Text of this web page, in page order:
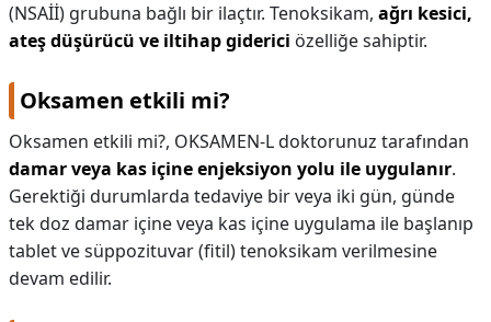
(NSAİİ) grubuna bağlı bir ilaçtır. Tenoksikam, ağrı kesici,
ateş düşürücü ve iltihap giderici özelliğe sahiptir.
Oksamen etkili mi?
Oksamen etkili mi?, OKSAMEN-L doktorunuz tarafından
damar veya kas içine enjeksiyon yolu ile uygulanır.
Gerektiği durumlarda tedaviye bir veya iki gün, günde
tek doz damar içine veya kas içine uygulama ile başlanıp
tablet ve süppozituvar (fitil) tenoksikam verilmesine
devam edilir.